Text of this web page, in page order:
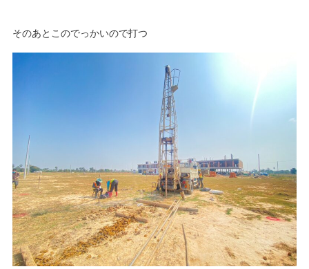
そのあとこのでっかいので打つ